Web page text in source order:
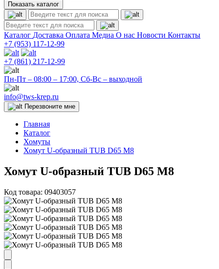
Показать каталог
Каталог Доставка Оплата Медиа О нас Новости Контакты
+7 (953) 117-12-99
+7 (861) 217-12-99
Пн-Пт – 08:00 – 17:00, Сб-Вс – выходной
info@tws-krep.ru
Перезвоните мне
Главная
Каталог
Хомуты
Хомут U-образный TUB D65 M8
Хомут U-образный TUB D65 M8
Код товара: 09403057